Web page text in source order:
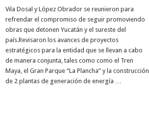
Vila Dosal y López Obrador se reunieron para
refrendar el compromiso de seguir promoviendo
obras que detonen Yucatán y el sureste del
país.Revisaron los avances de proyectos
estratégicos para la entidad que se llevan a cabo
de manera conjunta, tales como como el Tren
Maya, el Gran Parque “La Plancha” y la construcción
de 2 plantas de generación de energía …